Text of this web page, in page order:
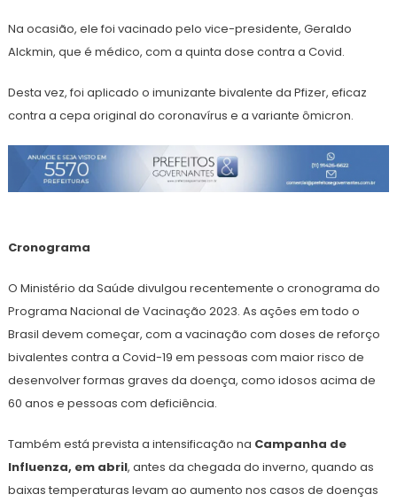
Na ocasião, ele foi vacinado pelo vice-presidente, Geraldo
Alckmin, que é médico, com a quinta dose contra a Covid.
Desta vez, foi aplicado o imunizante bivalente da Pfizer, eficaz
contra a cepa original do coronavírus e a variante ômicron.
Cronograma
O Ministério da Saúde divulgou recentemente o cronograma do
Programa Nacional de Vacinação 2023. As ações em todo o
Brasil devem começar, com a vacinação com doses de reforço
bivalentes contra a Covid-19 em pessoas com maior risco de
desenvolver formas graves da doença, como idosos acima de
60 anos e pessoas com deficiência.
Também está prevista a intensificação na Campanha de
Influenza, em abril, antes da chegada do inverno, quando as
baixas temperaturas levam ao aumento nos casos de doenças